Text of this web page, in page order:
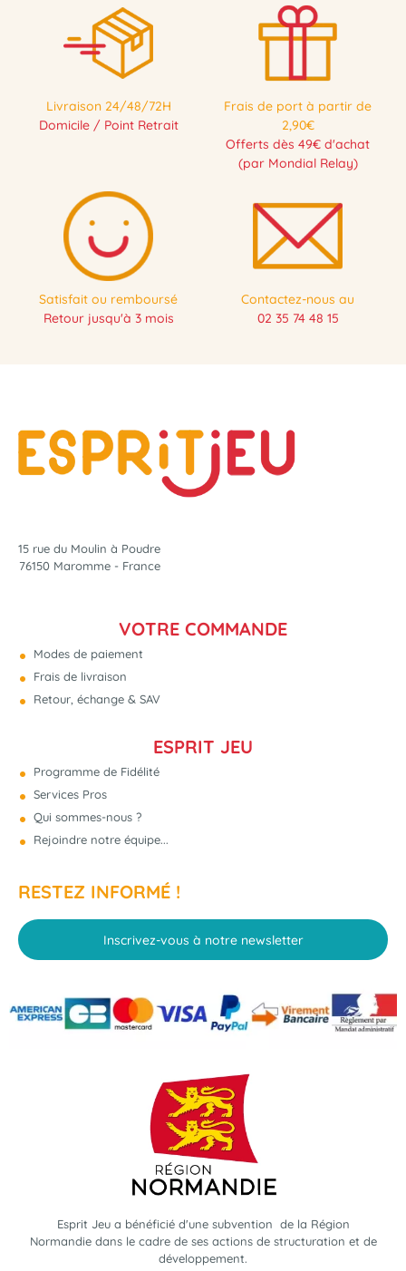
Livraison 24/48/72H
Domicile / Point Retrait
Frais de port à partir de
2,90€
Offerts dès 49€ d'achat
(par Mondial Relay)
Satisfait ou remboursé
Retour jusqu'à 3 mois
Contactez-nous au
02 35 74 48 15
15 rue du Moulin à Poudre
76150 Maromme - France
VOTRE COMMANDE
Modes de paiement
Frais de livraison
Retour, échange & SAV
ESPRIT JEU
Programme de Fidélité
Services Pros
Qui sommes-nous ?
Rejoindre notre équipe...
RESTEZ INFORMÉ !
Inscrivez-vous à notre newsletter
Esprit Jeu a bénéficié d'une subvention de la Région
Normandie dans le cadre de ses actions de structuration et de
développement.